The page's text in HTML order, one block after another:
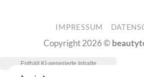
IMPRESSUM
Copyright 2026 ©